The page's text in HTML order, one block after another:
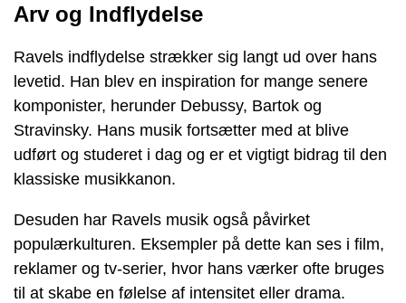
Arv og Indflydelse
Ravels indflydelse strækker sig langt ud over hans
levetid. Han blev en inspiration for mange senere
komponister, herunder Debussy, Bartok og
Stravinsky. Hans musik fortsætter med at blive
udført og studeret i dag og er et vigtigt bidrag til den
klassiske musikkanon.
Desuden har Ravels musik også påvirket
populærkulturen. Eksempler på dette kan ses i film,
reklamer og tv-serier, hvor hans værker ofte bruges
til at skabe en følelse af intensitet eller drama.